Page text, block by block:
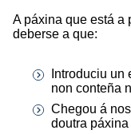
A páxina que está a
deberse a que:
Introduciu
non conteña
Chegou á
doutra